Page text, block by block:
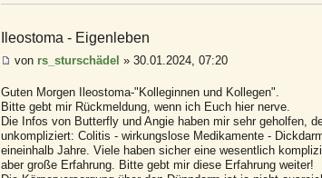
Ileostoma - Eigenleben
von rs_sturschädel » 30.01.2024, 07:20
Guten Morgen Ileostoma-"Kolleginnen und Kollegen".
Bitte gebt mir Rückmeldung, wenn ich Euch hier nerve.
Die Infos von Butterfly und Angie haben mir sehr geholfen,
unkompliziert: Colitis - wirkungslose Medikamente -
eineinhalb Jahre. Viele haben sicher eine wesentlich
aber große Erfahrung. Bitte gebt mir diese Erfahrung weiter!